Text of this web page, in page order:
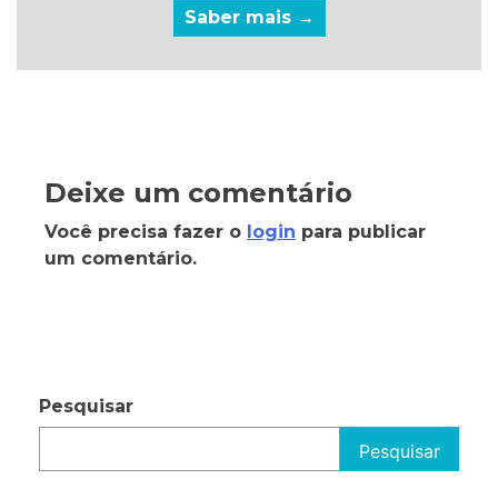
Saber mais →
Deixe um comentário
Você precisa fazer o login para publicar
um comentário.
Pesquisar
Pesquisar